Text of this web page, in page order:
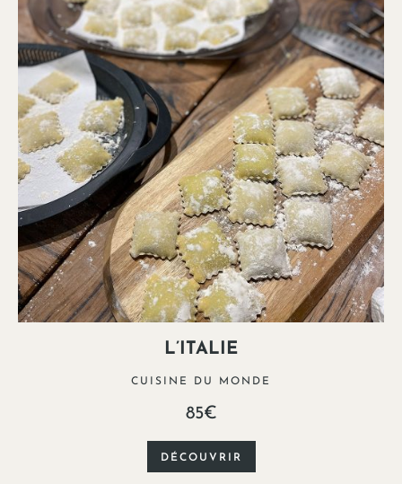
L’ITALIE
CUISINE DU MONDE
85€
DÉCOUVRIR